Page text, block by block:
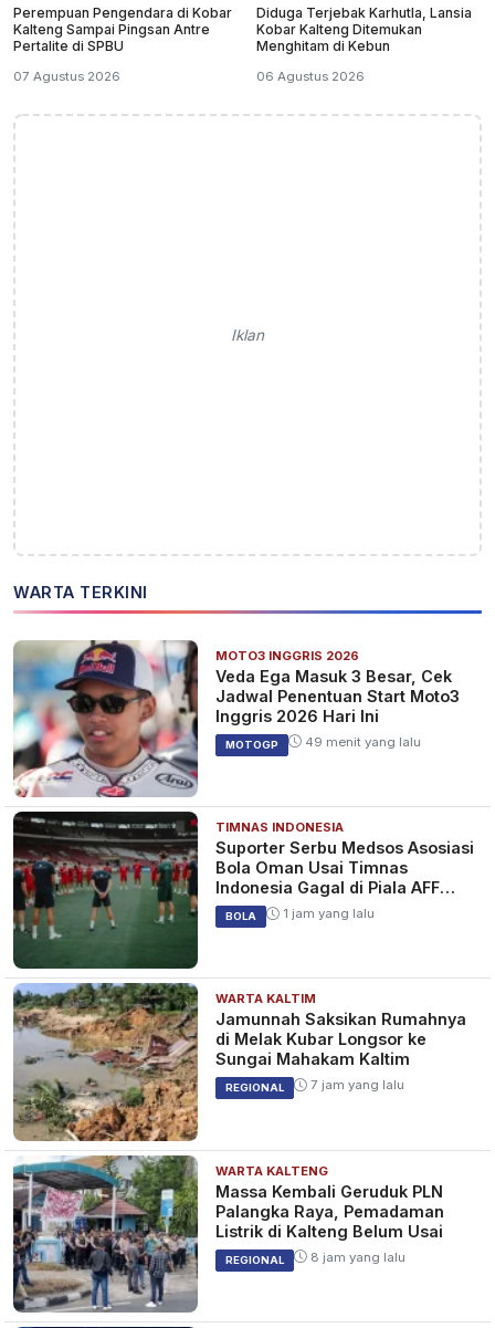
Perempuan Pengendara di Kobar
Kalteng Sampai Pingsan Antre
Pertalite di SPBU
07 Agustus 2026
Diduga Terjebak Karhutla, Lansia
Kobar Kalteng Ditemukan
Menghitam di Kebun
06 Agustus 2026
Iklan
WARTA TERKINI
MOTO3 INGGRIS 2026
Veda Ega Masuk 3 Besar, Cek
Jadwal Penentuan Start Moto3
Inggris 2026 Hari Ini
MOTOGP 49 menit yang lalu
TIMNAS INDONESIA
Suporter Serbu Medsos Asosiasi
Bola Oman Usai Timnas
Indonesia Gagal di Piala AFF
2026
BOLA 1 jam yang lalu
WARTA KALTIM
Jamunnah Saksikan Rumahnya
di Melak Kubar Longsor ke
Sungai Mahakam Kaltim
REGIONAL 7 jam yang lalu
WARTA KALTENG
Massa Kembali Geruduk PLN
Palangka Raya, Pemadaman
Listrik di Kalteng Belum Usai
REGIONAL 8 jam yang lalu